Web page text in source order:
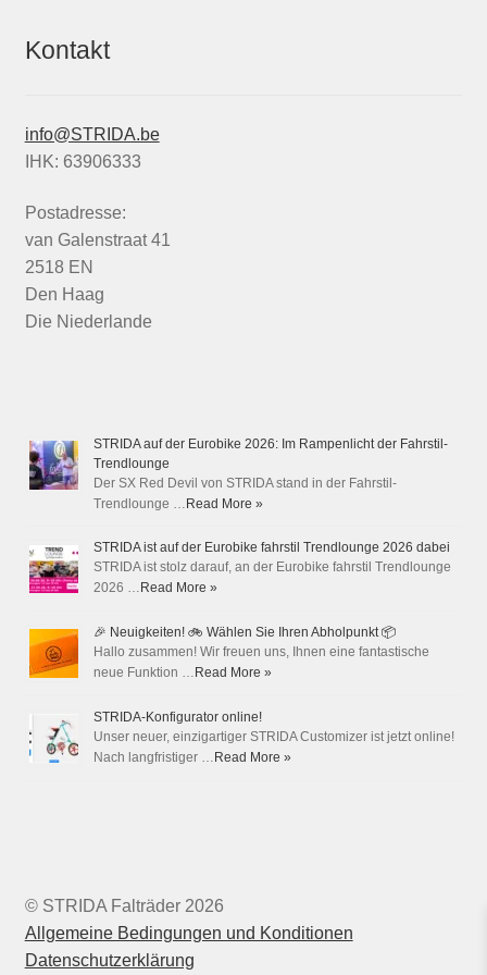
Kontakt
info@STRIDA.be
IHK: 63906333
Postadresse:
van Galenstraat 41
2518 EN
Den Haag
Die Niederlande
STRIDA auf der Eurobike 2026: Im Rampenlicht der Fahrstil-
Trendlounge
Der SX Red Devil von STRIDA stand in der Fahrstil-
Trendlounge … Read More »
STRIDA ist auf der Eurobike fahrstil Trendlounge 2026 dabei
STRIDA ist stolz darauf, an der Eurobike fahrstil Trendlounge
2026 … Read More »
🎉 Neuigkeiten! 🚲 Wählen Sie Ihren Abholpunkt 📦
Hallo zusammen! Wir freuen uns, Ihnen eine fantastische
neue Funktion … Read More »
STRIDA-Konfigurator online!
Unser neuer, einzigartiger STRIDA Customizer ist jetzt online!
Nach langfristiger … Read More »
© STRIDA Falträder 2026
Allgemeine Bedingungen und Konditionen
Datenschutzerklärung